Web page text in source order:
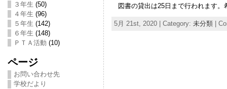
３年生 (50)
４年生 (96)
５年生 (142)
６年生 (148)
ＰＴＡ活動 (10)
ページ
お問い合わせ先
学校だより
図書の貸出は25日まで行われます。
5月 21st, 2020 | Category: 未分類|